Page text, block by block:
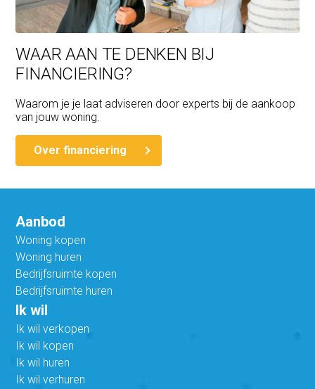
WAAR AAN TE DENKEN BIJ
FINANCIERING?
Waarom je je laat adviseren door experts bij de aankoop
van jouw woning.
Over financiering
Aanbod
Woning kopen
Woning huren
Bedrijfsruimte kopen
Bedrijfsruimte huren
Ik wil
Ik wil verkopen
Ik wil kopen
Ik wil huren
Ik wil verhuren